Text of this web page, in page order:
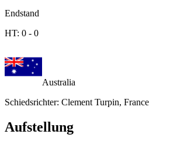
Endstand
HT: 0 - 0
Australia
Schiedsrichter: Clement Turpin, France
Aufstellung